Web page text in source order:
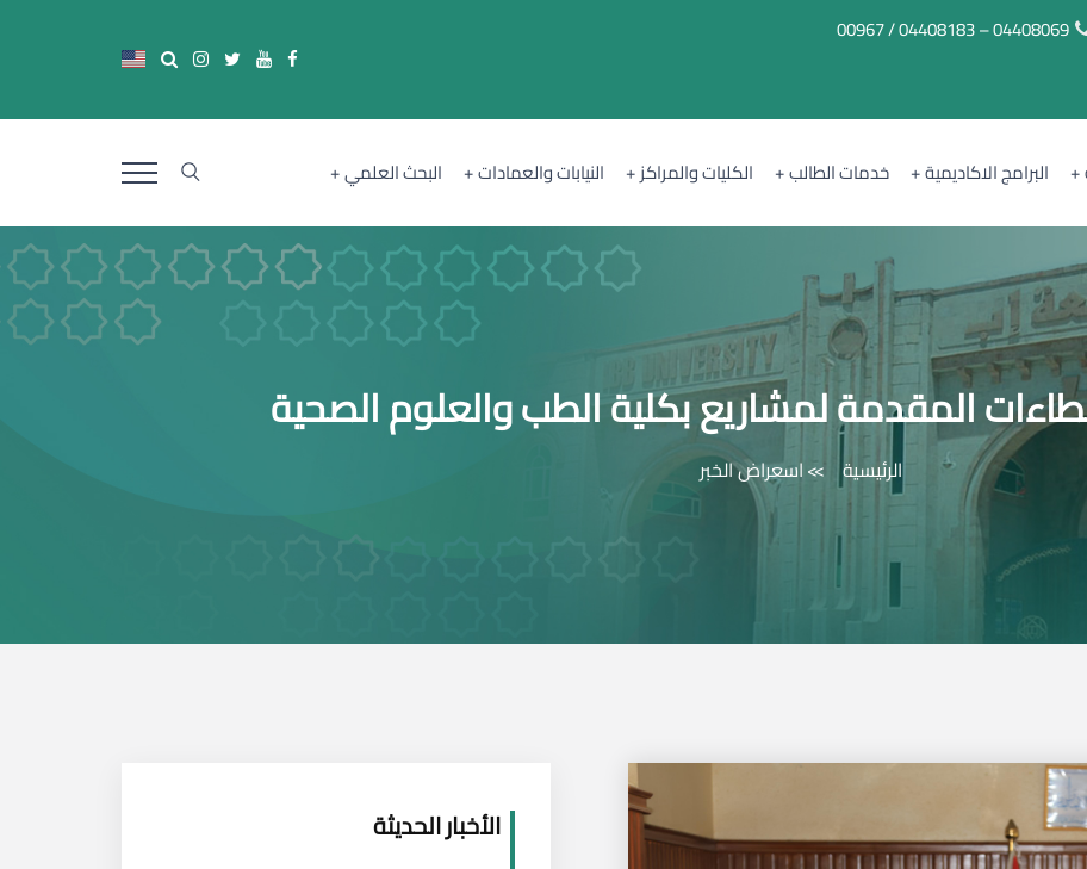
04408069 – 04408183 / 00967
البرامج الاكاديمية خدمات الطالب الكليات والمراكز النيابات والعمادات البحث العلمي
المقدمة لمشاريع بكلية الطب والعلوم الصحية
الرئيسية اسعراض الخبر
الأخبار الحديثة